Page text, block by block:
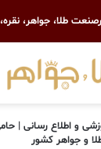
طلا، جواهر،
و اطلاع رسانی |
و جواهر کشور